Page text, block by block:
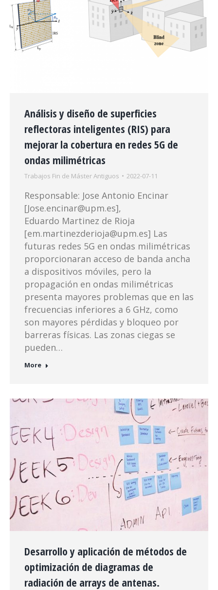
Análisis y diseño de superficies
reflectoras inteligentes (RIS) para
mejorar la cobertura en redes 5G de
ondas milimétricas
Trabajos Fin de Máster Antiguos 2022-07-11
Responsable: Jose Antonio Encinar
[Jose.encinar@upm.es],
Eduardo Martinez de Rioja
[em.martinezderioja@upm.es] Las
futuras redes 5G en ondas milimétricas
proporcionaran acceso de banda ancha
a dispositivos móviles, pero la
propagación en ondas milimétricas
presenta mayores problemas que en las
frecuencias inferiores a 6 GHz, como
son mayores pérdidas y bloqueo por
barreras físicas. Las zonas ciegas se
pueden…
More
Desarrollo y aplicación de métodos de
optimización de diagramas de
radiación de arrays de antenas.